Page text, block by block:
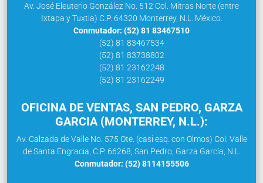
Av. José Eleuterio González No. 512 Col. Mitras Norte (entre
Ixtapa y Tuxtla) C.P. 64320 Monterrey, N.L. México.
Conmutador: (52) 81 83467510
(52) 81 83467534
(52) 81 83738802
(52) 81 23162248
(52) 81 23162249
OFICINA DE VENTAS, SAN PEDRO, GARZA
GARCIA (MONTERREY, N.L.):
Av. Calzada de Valle No. 575 Ote. (casi esq. con Olmos) Col. Valle
de Santa Engracia, C.P. 66268, San Pedro, Garza García, N.L.
Conmutador: (52) 8114155506